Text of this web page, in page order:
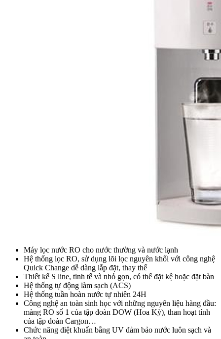
Máy lọc nước RO cho nước thường và nước lạnh
Hệ thống lọc RO, sử dụng lõi lọc nguyên khối với công nghệ
Quick Change dễ dàng lắp đặt, thay thế
Thiết kế S line, tinh tế và nhỏ gọn, có thể đặt kệ hoặc đặt bàn
Hệ thống tự động làm sạch (ACS)
Hệ thống tuần hoàn nước tự nhiên 24H
Công nghệ an toàn sinh học với những nguyên liệu hàng đầu:
màng RO số 1 của tập đoàn DOW (Hoa Kỳ), than hoạt tính
của tập đoàn Cargon…
Chức năng diệt khuẩn bằng UV đảm bảo nước luôn sạch và